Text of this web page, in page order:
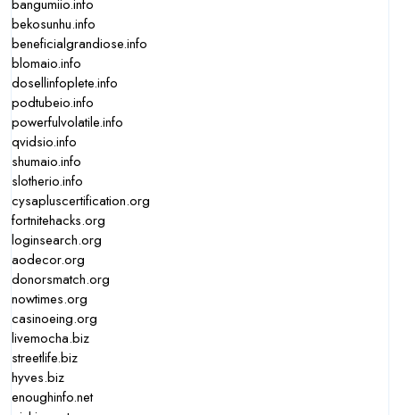
bangumiio.info
bekosunhu.info
beneficialgrandiose.info
blomaio.info
dosellinfoplete.info
podtubeio.info
powerfulvolatile.info
qvidsio.info
shumaio.info
slotherio.info
cysapluscertification.org
fortnitehacks.org
loginsearch.org
aodecor.org
donorsmatch.org
nowtimes.org
casinoeing.org
livemocha.biz
streetlife.biz
hyves.biz
enoughinfo.net